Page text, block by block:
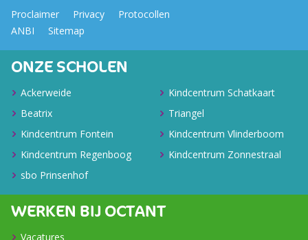
Proclaimer Privacy
Protocollen
ANBI
Sitemap
ONZE SCHOLEN
Ackerweide
Beatrix
Kindcentrum Fontein
Kindcentrum Regenboog
sbo Prinsenhof
Kindcentrum Schatkaart
Triangel
Kindcentrum Vlinderboom
Kindcentrum Zonnestraal
WERKEN BIJ OCTANT
Vacatures